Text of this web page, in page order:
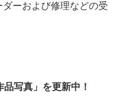
ダーおよび修理などの受
写真」を更新中！